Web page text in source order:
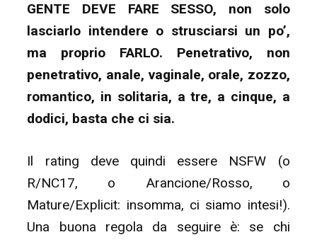
GENTE DEVE FARE SESSO, non solo
lasciarlo intendere o strusciarsi un po’,
ma proprio FARLO. Penetrativo, non
penetrativo, anale, vaginale, orale, zozzo,
romantico, in solitaria, a tre, a cinque, a
dodici, basta che ci sia.
Il rating deve quindi essere NSFW (o
R/NC17, o Arancione/Rosso, o
Mature/Explicit: insomma, ci siamo intesi!).
Una buona regola da seguire è: se chi